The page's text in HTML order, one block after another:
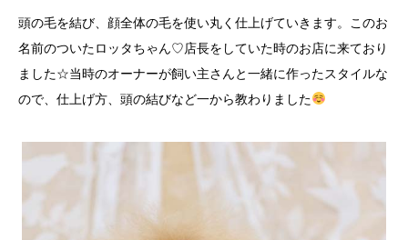
頭の毛を結び、顔全体の毛を使い丸く仕上げていきます。このお
名前のついたロッタちゃん♡店長をしていた時のお店に来ており
ました☆当時のオーナーが飼い主さんと一緒に作ったスタイルな
ので、仕上げ方、頭の結びなど一から教わりました